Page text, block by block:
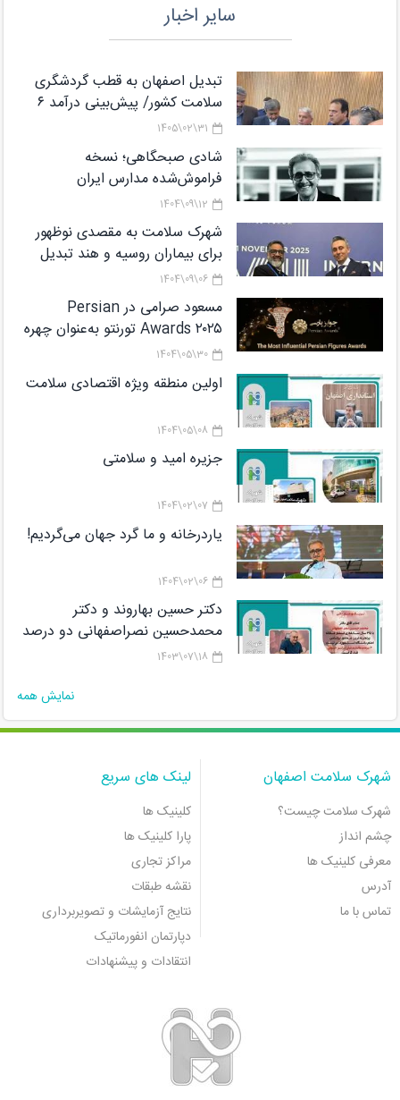
سایر اخبار
تبدیل اصفهان به قطب گردشگری
سلامت کشور/ پیش‌بینی درآمد ۶
میلیارد دلاری از گردشگری سلامت تا
پایان برنامه هفتم
31\02\1405
شادی صبحگاهی؛ نسخه
فراموش‌شده مدارس ایران
12\09\1404
شهرک سلامت به مقصدی نوظهور
برای بیماران روسیه و هند تبدیل
می‌شود
06\09\1404
مسعود صرامی در Persian
Awards ۲۰۲۵ تورنتو به‌عنوان چهره
شاخص معرفی شد
30\05\1404
اولین منطقه ویژه اقتصادی سلامت
08\05\1404
جزیره امید و سلامتی
07\02\1404
یاردرخانه و ما گرد جهان می‌گردیم!
06\02\1404
دکتر حسین بهاروند و دکتر
محمدحسین نصراصفهانی دو درصد
دانشمندان برتر پژوهشگاه رویان در
18\07\1403
نمایش همه
شهرک سلامت اصفهان
شهرک سلامت چیست؟
چشم انداز
معرفی کلینیک ها
آدرس
تماس با ما
لینک های سریع
کلینیک ها
پارا کلینیک ها
مراکز تجاری
نقشه طبقات
نتایج آزمایشات و تصویربرداری
دپارتمان انفورماتیک
انتقادات و پیشنهادات